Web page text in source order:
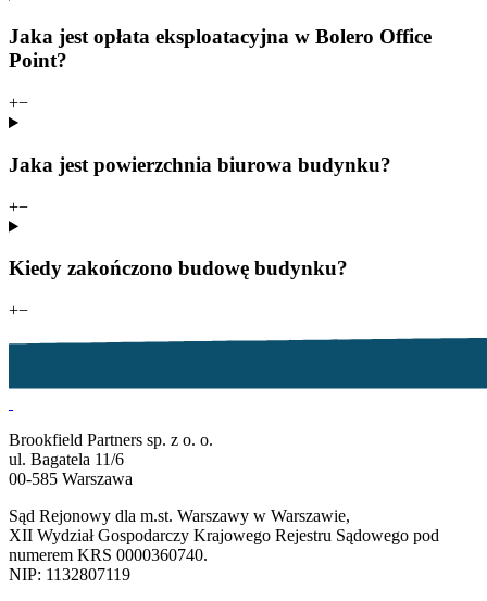
Jaka jest opłata eksploatacyjna w Bolero Office
Point?
+−
Jaka jest powierzchnia biurowa budynku?
+−
Kiedy zakończono budowę budynku?
+−
Brookfield Partners sp. z o. o.
ul. Bagatela 11/6
00-585 Warszawa
Sąd Rejonowy dla m.st. Warszawy w Warszawie,
XII Wydział Gospodarczy Krajowego Rejestru Sądowego pod
numerem KRS 0000360740.
NIP: 1132807119